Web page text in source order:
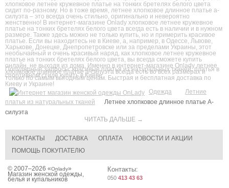
хлопковое летнее кружевное платье на тонких бретелях белого цвета
сидит по-разному. Но в тоже время, летнее хлопковое длинное платье а-
силуэта – это всегда очень стильно, оригинально и невероятно
женственно! В интернет-магазине Onlady хлопковое летнее кружевное
платье на тонких бретелях белого цвета всегда есть в наличии и в нужном
размере. Также здесь можно не только купить, но и примерить красивое
платье. Если вы находитесь не в Киеве, а, например, в Одессе, Львове,
Харькове, Донецке, Днепропетровске или за пределами Украины, этот
необычайный и очень красивый наряд, как хлопковое летнее кружевное
платье на тонких бретелях белого цвета, вы всегда сможете купить
онлайн, не выходя из дома. Именно в интернет-магазине Onlady летнее
хлопковое длинное платье а-силуэта всегда есть во всех размерах и
только по самым выгодным ценам. Быстрая и бесплатная доставка по
Киеву и Украине!
ЧИТАТЬ ДАЛЬШЕ →
Популярные запросы:красивые платья из натуральных тканей,платья в
спортивном стиле купить в Киеве
Одежда
Летние
платья из натуральных тканей
Летнее хлопковое длинное платье А-
силуэта
КОНТАКТЫ ДОСТАВКА ОПЛАТА
НОВОСТИ И АКЦИИ
ПОМОЩЬ ПОКУПАТЕЛЮ
© 2007–2026 «Onlady»
Магазин женской одежды,
белья и купальников
Контакты:
050 413 43 63